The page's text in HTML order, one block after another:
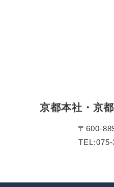
京都本社・京
〒600-